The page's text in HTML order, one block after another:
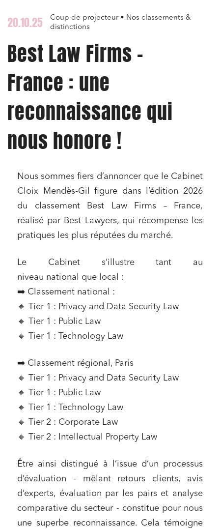
20.10.25
Coup de projecteur • Nos classements &
distinctions
Best Law Firms –
France : une
reconnaissance qui
nous honore !
Nous sommes fiers d’annoncer que le Cabinet
Cloix Mendès-Gil figure dans l’édition 2026
du classement Best Law Firms – France,
réalisé par Best Lawyers, qui récompense les
pratiques les plus réputées du marché.
Le Cabinet s’illustre tant au
niveau national que local :
➡️ Classement national :
🔸 Tier 1 : Privacy and Data Security Law
🔸 Tier 1 : Public Law
🔸 Tier 1 : Technology Law
➡️ Classement régional, Paris
🔸 Tier 1 : Privacy and Data Security Law
🔸 Tier 1 : Public Law
🔸 Tier 1 : Technology Law
🔸 Tier 2 : Corporate Law
🔸 Tier 2 : Intellectual Property Law
Être ainsi distingué à l’issue d’un processus
d’évaluation - mêlant retours clients, avis
d’experts, évaluation par les pairs et analyse
comparative du secteur - constitue pour nous
une superbe reconnaissance. Cela témoigne